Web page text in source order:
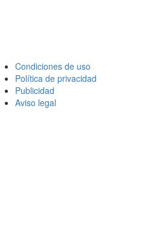
Condiciones de uso
Política de privacidad
Publicidad
Aviso legal